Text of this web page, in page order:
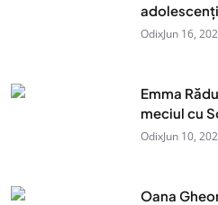
OdixJun 16,
Emma
meciul cu
OdixJun 10,
Oana